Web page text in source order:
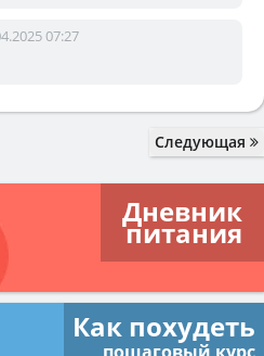
07:27
Следующая
Дневник
питания
Как похудеть
пошаговый курс